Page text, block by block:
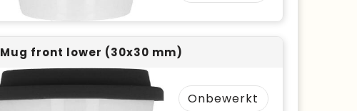
Mug front lower (30x30 mm)
Onbewerkt